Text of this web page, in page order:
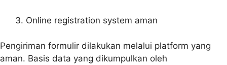
Online registration system aman
Pengiriman formulir dilakukan melalui platform yang
aman. Basis data yang dikumpulkan oleh